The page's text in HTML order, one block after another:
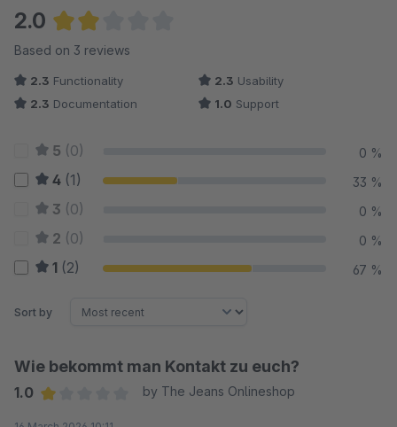
2.0
Average rating of 2 out of 5 stars
Based on 3 reviews
2.3 Functionality 2.3 Usability
2.3 Documentation 1.0 Support
5 (0) 0 %
4 (1) 33 %
3 (0) 0 %
2 (0) 0 %
1 (2) 67 %
Sort by
Wie bekommt man Kontakt zu euch?
1.0
by The Jeans Onlineshop